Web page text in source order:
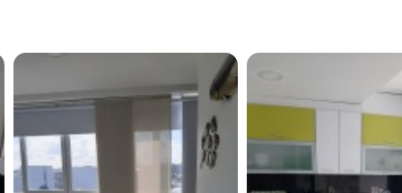
Hoteles Barcos
Carros Ayuda